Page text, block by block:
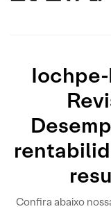
Confira abaixo